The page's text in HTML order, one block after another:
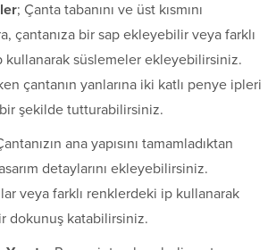
; Çanta tabanını ve üst kısmını
çantanıza bir sap ekleyebilir veya farklı
kullanarak süslemeler ekleyebilirsiniz.
çantanın yanlarına iki katlı penye ipleri
şekilde tutturabilirsiniz.
ana yapısını tamamladıktan
detaylarını ekleyebilirsiniz.
veya farklı renklerdeki ip kullanarak
dokunuş katabilirsiniz.